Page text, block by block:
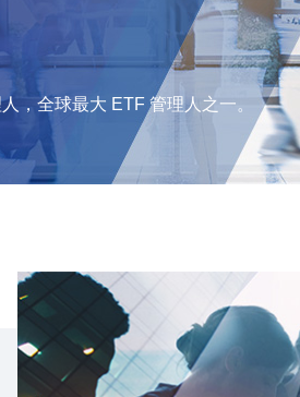
，全球最大 ETF 管理人之一。